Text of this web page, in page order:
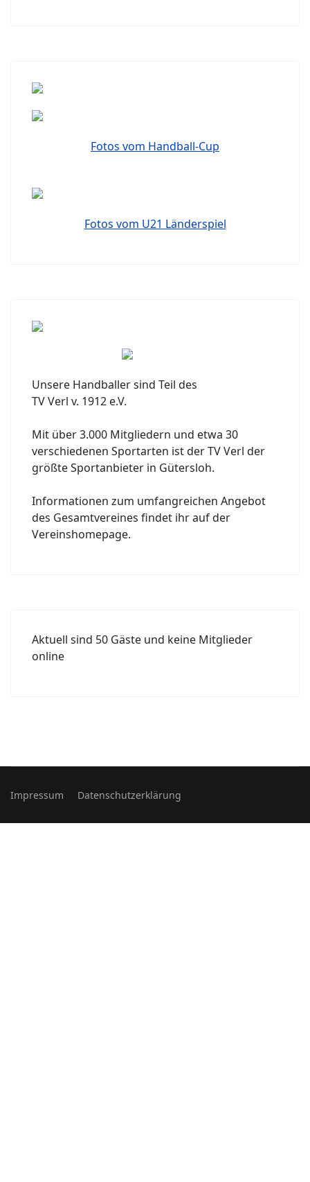
Fotos vom Handball-Cup
Fotos vom U21 Länderspiel
Unsere Handballer sind Teil des
TV Verl v. 1912 e.V.
Mit über 3.000 Mitgliedern und etwa 30
verschiedenen Sportarten ist der TV Verl der
größte Sportanbieter in Gütersloh.
Informationen zum umfangreichen Angebot
des Gesamtvereines findet ihr auf der
Vereinshomepage.
Aktuell sind 50 Gäste und keine Mitglieder
online
Impressum Datenschutzerklärung